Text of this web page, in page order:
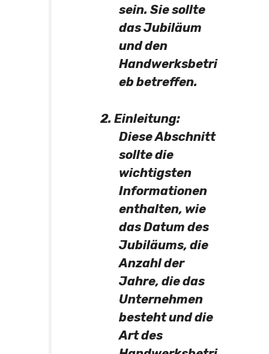
sein. Sie sollte
das Jubiläum
und den
Handwerksbetri
eb betreffen.
2. Einleitung:
Diese Abschnitt
sollte die
wichtigsten
Informationen
enthalten, wie
das Datum des
Jubiläums, die
Anzahl der
Jahre, die das
Unternehmen
besteht und die
Art des